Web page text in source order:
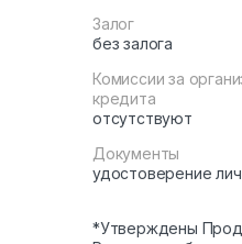
Залог
без залога
Комиссии за
кредита
отсутствуют
Документы
удостоверение
*Утверждены